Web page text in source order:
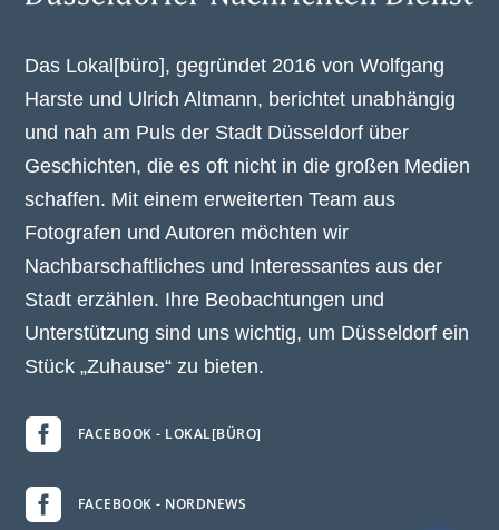
Das Lokal[büro], gegründet 2016 von Wolfgang
Harste und Ulrich Altmann, berichtet unabhängig
und nah am Puls der Stadt Düsseldorf über
Geschichten, die es oft nicht in die großen Medien
schaffen. Mit einem erweiterten Team aus
Fotografen und Autoren möchten wir
Nachbarschaftliches und Interessantes aus der
Stadt erzählen. Ihre Beobachtungen und
Unterstützung sind uns wichtig, um Düsseldorf ein
Stück „Zuhause“ zu bieten.
 FACEBOOK - LOKAL[BÜRO]
 FACEBOOK - NORDNEWS